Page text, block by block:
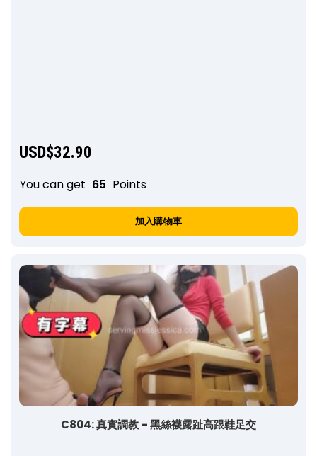
USD$32.90
You can get 65 Points
加入購物車
C804: 真實調教 – 黑絲襪露趾高跟鞋足交